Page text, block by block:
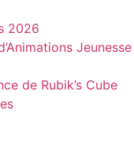
2026
Jeunesse
de Rubik’s Cube